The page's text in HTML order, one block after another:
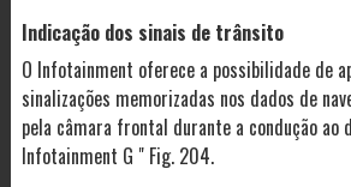
Indicação dos sinais de trânsito
O Infotainment oferece a possibilidade de
sinalizações memorizadas nos dados de
pela câmara frontal durante a condução ao
Infotainment G " Fig. 204.